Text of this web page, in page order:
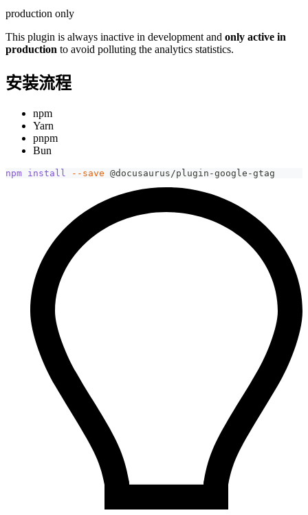
production only
This plugin is always inactive in development and only active in
production to avoid polluting the analytics statistics.
安装流程
npm
Yarn
pnpm
Bun
npm install --save @docusaurus/plugin-google-gtag